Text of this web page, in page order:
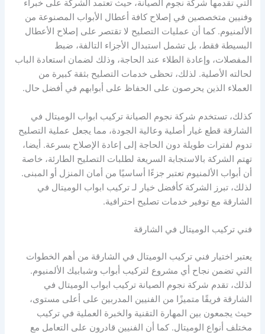
التي تقدمها شركة نجوم الصيانة، حيث تعتمد الشركة على خبراء
وفنيين متخصصين في إصلاح كافة أعطال الأبواب المصنوعة من
الألمنيوم. كما أن عمليات التصليح لا تقتصر على إصلاح الأعطال
البسيطة فقط، بل تشمل استبدال الأجزاء التالفة، ضبط
المفصلات، وإعادة الطلاء عند الحاجة، وذلك لضمان استعادة الباب
لحالته الأصلية. لذلك، تحظى خدمات التصليح بثقة كبيرة من
العملاء الذين يحرصون على الحفاظ على أبوابهم في أفضل حال.
كذلك، تستخدم شركة نجوم الصيانة تركيب ابواب الوميتال في
الشارقة قطع غيار أصلية وعالية الجودة، مما يجعل عملية التصليح
تدوم لفترات طويلة دون الحاجة إلى إعادة الإصلاح بسرعة. أيضا،
تهتم الشركة بالاستجابة السريعة لطلبات التصليح الطارئة، خاصة
أن أبواب الألمنيوم تعتبر جزءًا أساسيًا من أمان المنزل أو المبنى.
لذلك، تبرز الشركة كأفضل خيار لـ تركيب ابواب الوميتال في
الشارقة مع توفير خدمات تصليح احترافية.
فني تركيب الوميتال في الشارقة
يعتبر اختيار فني تركيب الوميتال في الشارقة من أهم الخطوات
التي تضمن نجاح أي مشروع لتركيب أبواب وشبابيك الألمنيوم.
لذلك، تقدم شركة نجوم الصيانة تركيب ابواب الوميتال في
الشارقة فريقًا متميزًا من الفنيين المدربين على أعلى مستوى،
حيث يجمعون بين المهارة التقنية والخبرة العملية في تركيب
مختلف أنواع الوميتال. كما أن الفنيين قادرون على التعامل مع